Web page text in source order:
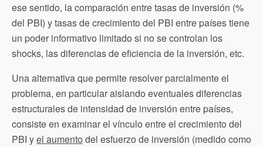
ese sentido, la comparación entre tasas de inversión (%
del PBI) y tasas de crecimiento del PBI entre países tiene
un poder informativo limitado si no se controlan los
shocks, las diferencias de eficiencia de la inversión, etc.
Una alternativa que permite resolver parcialmente el
problema, en particular aislando eventuales diferencias
estructurales de intensidad de inversión entre países,
consiste en examinar el vínculo entre el crecimiento del
PBI yel aumento del esfuerzo de inversión (medido como